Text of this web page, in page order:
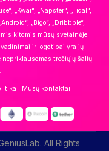
„Kwai“, „Napster“, „Tidal“,
„Bigo“, „Dribbble“,
kitomis mūsų svetainėje
ir logotipai yra jų
trečiųjų šalių
Mūsų kontaktai
All Rights